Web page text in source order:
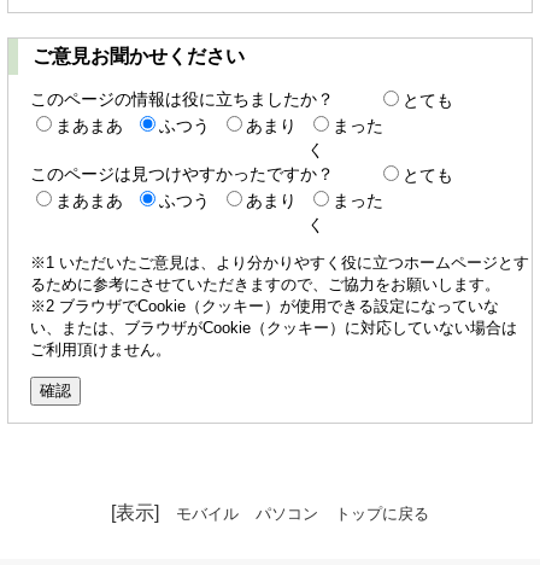
ご意見お聞かせください
このページの情報は役に立ちましたか？
とても
まあまあ
ふつう あまり
まった
く
このページは見つけやすかったですか？
とても
まあまあ
ふつう あまり
まった
く
※1 いただいたご意見は、より分かりやすく役に立つホームページとす
るために参考にさせていただきますので、ご協力をお願いします。
※2 ブラウザでCookie（クッキー）が使用できる設定になっていな
い、または、ブラウザがCookie（クッキー）に対応していない場合は
ご利用頂けません。
[表示] モバイル パソコン トップに戻る